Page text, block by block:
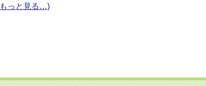
っと見る…)